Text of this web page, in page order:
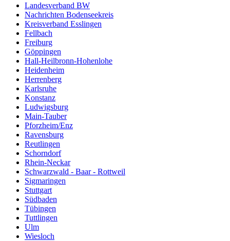
Landesverband BW
Nachrichten Bodenseekreis
Kreisverband Esslingen
Fellbach
Freiburg
Göppingen
Hall-Heilbronn-Hohenlohe
Heidenheim
Herrenberg
Karlsruhe
Konstanz
Ludwigsburg
Main-Tauber
Pforzheim/Enz
Ravensburg
Reutlingen
Schorndorf
Rhein-Neckar
Schwarzwald - Baar - Rottweil
Sigmaringen
Stuttgart
Südbaden
Tübingen
Tuttlingen
Ulm
Wiesloch